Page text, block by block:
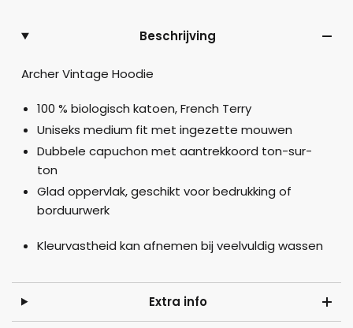
Beschrijving
Archer Vintage Hoodie
100 % biologisch katoen, French Terry
Uniseks medium fit met ingezette mouwen
Dubbele capuchon met aantrekkoord ton-sur-
ton
Glad oppervlak, geschikt voor bedrukking of
borduurwerk
Kleurvastheid kan afnemen bij veelvuldig wassen
Extra info